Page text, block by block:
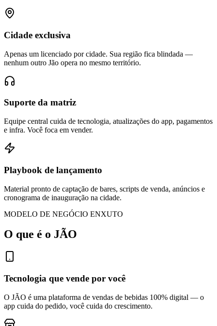
Cidade exclusiva
Apenas um licenciado por cidade. Sua região fica blindada —
nenhum outro Jão opera no mesmo território.
Suporte da matriz
Equipe central cuida de tecnologia, atualizações do app, pagamentos
e infra. Você foca em vender.
Playbook de lançamento
Material pronto de captação de bares, scripts de venda, anúncios e
cronograma de inauguração na cidade.
MODELO DE NEGÓCIO ENXUTO
O que é o JÃO
Tecnologia que vende por você
O JÃO é uma plataforma de vendas de bebidas 100% digital — o
app cuida do pedido, você cuida do crescimento.